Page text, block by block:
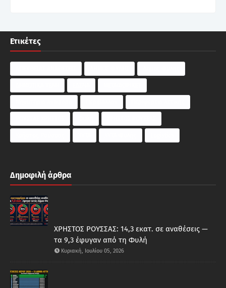
Ετικέτες
Δημοφιλή άρθρα
ΧΡΗΣΤΟΣ ΡΟΥΣΣΑΣ: 14,3 εκατ. σε αναθέσεις —
τα 9,3 έφυγαν από τη Φυλή
Κυριακή, Ιουλίου 05, 2026